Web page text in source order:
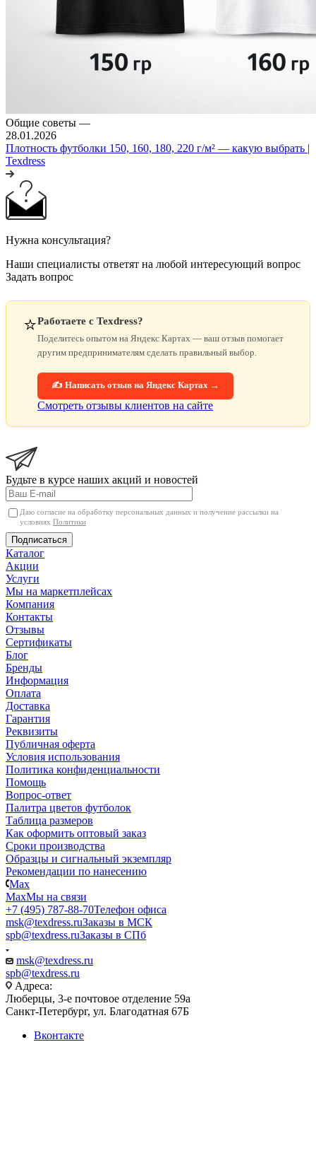
Общие советы —
28.01.2026
Плотность футболки 150, 160, 180, 220 г/м² — какую выбрать |
Texdress
Нужна консультация?
Наши специалисты ответят на любой интересующий вопрос
Задать вопрос
⭐Работаете с Texdress?
Поделитесь опытом на Яндекс Картах — ваш отзыв помогает
другим предпринимателям сделать правильный выбор.
✍️ Написать отзыв на Яндекс Картах →
Смотреть отзывы клиентов на сайте
Будьте в курсе наших акций и новостей
Даю согласие на обработку персональных данных и получение рассылки на
условиях Политики
Подписаться
Каталог
Акции
Услуги
Мы на маркетплейсах
Компания
Контакты
Отзывы
Сертификаты
Блог
Бренды
Информация
Оплата
Доставка
Гарантия
Реквизиты
Публичная оферта
Условия использования
Политика конфиденциальности
Помощь
Вопрос-ответ
Палитра цветов футболок
Таблица размеров
Как оформить оптовый заказ
Сроки производства
Образцы и сигнальный экземпляр
Рекомендации по нанесению
Max
MaxМы на связи
+7 (495) 787-88-70Телефон офиса
msk@texdress.ruЗаказы в МСК
spb@texdress.ruЗаказы в СПб
msk@texdress.ru
spb@texdress.ru
Адреса:
Люберцы, 3-е почтовое отделение 59а
Санкт-Петербург, ул. Благодатная 67Б
Вконтакте